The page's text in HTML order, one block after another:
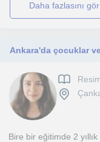
daha fazlasını gör
Bire bir eğitimde 2